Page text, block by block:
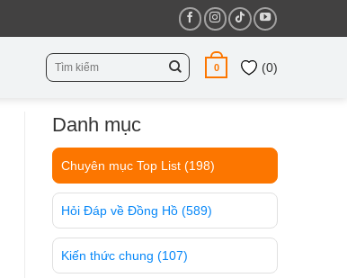
Tìm
kiếm:
0 (0)
Danh mục
Chuyên mục Top List (198)
Hỏi Đáp về Đồng Hồ (589)
Kiến thức chung (107)